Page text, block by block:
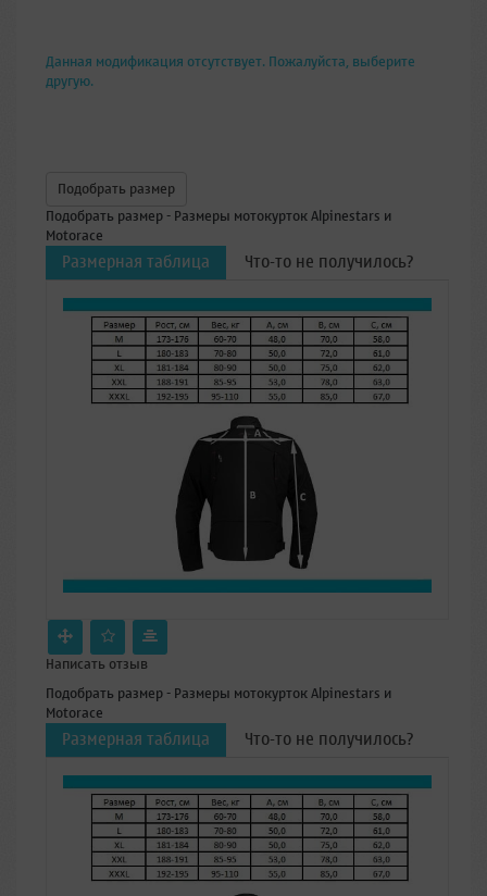
Данная модификация отсутствует. Пожалуйста, выберите
другую.
Подобрать размер
Подобрать размер - Размеры мотокурток Alpinestars и
Motorace
Размерная таблица Что-то не получилось?
Написать отзыв
Подобрать размер - Размеры мотокурток Alpinestars и
Motorace
Размерная таблица Что-то не получилось?